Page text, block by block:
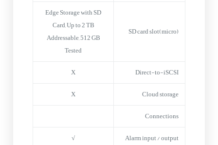
(micro)SD card slot
Edge Storage with SD
Card, Up to 2 TB
Addressable, 512 GB
Tested
Direct-to-iSCSI
X
Cloud storage
X
Connections
Alarm input / output
√